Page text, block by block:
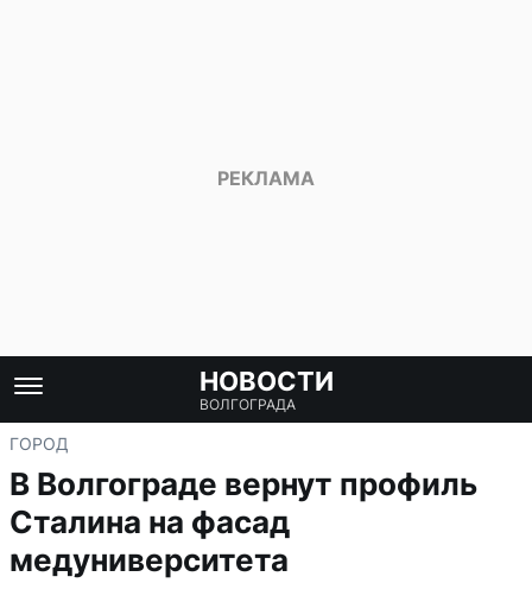
НОВОСТИ
ВОЛГОГРАДА
ГОРОД
В Волгограде вернут профиль
Сталина на фасад
медуниверситета